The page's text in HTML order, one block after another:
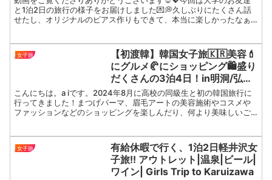
┊︎ゆとわ┊︎芦ノ湖┊︎女子会┊︎ホー
ルケーキ🎂
と1泊2日の旅行の様子をお届けしました💌💭久しぶりにたくさん話
せたし、オリジナルのピアス作りもできて、本当に楽しかったなぁ
女子旅
【初渡韓】韓国女子旅🇰🇷美容💄
にグルメ🥐にショッピング🛍️盛り
だくさんの3泊4日！in明洞/弘大/
安国/聖水
こんにちは。a iです。ㅤㅤㅤㅤㅤㅤㅤㅤㅤㅤㅤㅤㅤ2024年8月に高校の同級生と初の韓国旅行に
行ってきました！まつげパーマ、眉毛アートの美容施術やコスメや
ファッションなどのショッピングを楽しんだり、何より美味しいご
女子旅
有給休暇で行く、1泊2日軽井沢女
子旅!! アウトレット|温泉|ビール|
ワイン| Girls Trip to Karuizawa